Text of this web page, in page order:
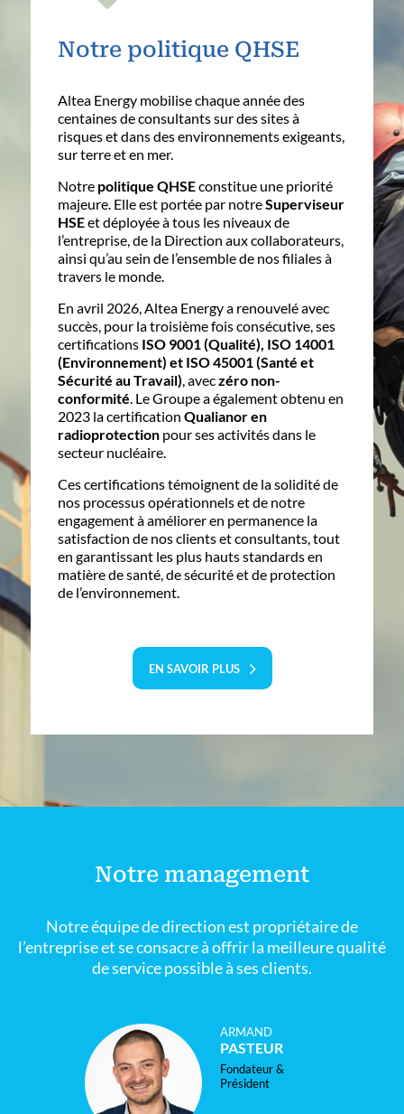
Notre politique QHSE
Altea Energy mobilise chaque année des
centaines de consultants sur des sites à
risques et dans des environnements exigeants,
sur terre et en mer.
Notre politique QHSEconstitue une priorité
majeure. Elle est portée par notreSuperviseur
HSEet déployée à tous les niveaux de
l’entreprise, de la Direction aux collaborateurs,
ainsi qu’au sein de l’ensemble de nos filiales à
travers le monde.
En avril 2026, Altea Energy a renouvelé avec
succès, pour la troisième fois consécutive, ses
certifications ISO 9001 (Qualité), ISO 14001
(Environnement) et ISO 45001 (Santé et
Sécurité au Travail), aveczéro non-
conformité. Le Groupe a également obtenu en
2023 la certification Qualianor en
radioprotection pour ses activités dans le
secteur nucléaire.
Ces certifications témoignent de la solidité de
nos processus opérationnels et de notre
engagement à améliorer en permanence la
satisfaction de nos clients et consultants, tout
en garantissant les plus hauts standards en
matière de santé, de sécurité et de protection
de l’environnement.
EN SAVOIR PLUS
Notre management
Notre équipe de direction est propriétaire de
l’entreprise et se consacre à offrir la meilleure qualité
de service possible à ses clients.
ARMAND
PASTEUR
Fondateur &
Président